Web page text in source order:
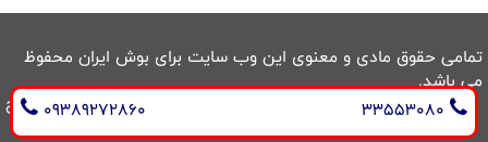
09389272860 33553080
تمامی حقوق مادی و معنوی این وب سایت برای بوش ایران محفوظ
می باشد.
طراحی سایت و سئو : ایران طراح